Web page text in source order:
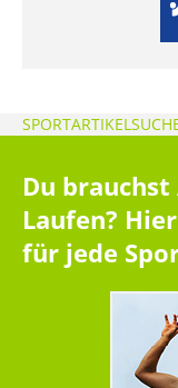
Du
Laufen?
für jede